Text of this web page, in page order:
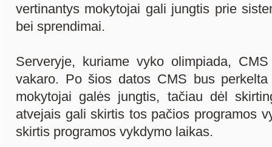
vertinantys mokytojai gali jungtis prie
bei sprendimai.
Serveryje, kuriame vyko olimpiada,
vakaro. Po šios datos CMS bus
mokytojai galės jungtis, tačiau dėl
atvejais gali skirtis tos pačios programos
skirtis programos vykdymo laikas.